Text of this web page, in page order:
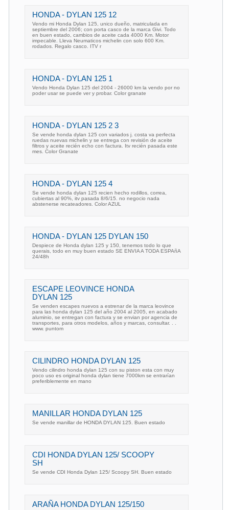
HONDA - DYLAN 125 12
Vendo mi Honda Dylan 125, unico dueño, matriculada en
septiembre del 2006; con porta casco de la marca Givi. Todo
en buen estado, cambios de aceite cada 4000 Km. Motor
impecable. Lleva Neumaticos michelin con solo 600 Km.
rodados. Regalo casco. ITV r
HONDA - DYLAN 125 1
Vendo Honda Dylan 125 del 2004 - 26000 km la vendo por no
poder usar se puede ver y probar. Color granate
HONDA - DYLAN 125 2 3
Se vende honda dylan 125 con variados j. costa va perfecta
ruedas nuevas michelin y se entrega con revisión de aceite
filtros y aceite recién echo con factura. Itv recién pasada este
mes. Color Granate
HONDA - DYLAN 125 4
Se vende honda dylan 125 recien hecho rodillos, correa,
cubiertas al 90%, itv pasada 8/6/15. no negocio nada
abstenerse recateadores. Color AZUL
HONDA - DYLAN 125 DYLAN 150
Despiece de Honda dylan 125 y 150, tenemos todo lo que
querais, todo en muy buen estado SE ENVIA A TODA ESPAñA
24/48h
ESCAPE LEOVINCE HONDA
DYLAN 125
Se venden escapes nuevos a estrenar de la marca leovince
para las honda dylan 125 del año 2004 al 2005, en acabado
aluminio, se entregan con factura y se envian por agencia de
transportes, para otros modelos, años y marcas, consultar. . .
www. puntom
CILINDRO HONDA DYLAN 125
Vendo cilindro honda dylan 125 con su piston esta con muy
poco uso es original honda dylan tiene 7000km se entrarían
preferiblemente en mano
MANILLAR HONDA DYLAN 125
Se vende manillar de HONDA DYLAN 125. Buen estado
CDI HONDA DYLAN 125/ SCOOPY
SH
Se vende CDI Honda Dylan 125/ Scoopy SH. Buen estado
ARAÑA HONDA DYLAN 125/150